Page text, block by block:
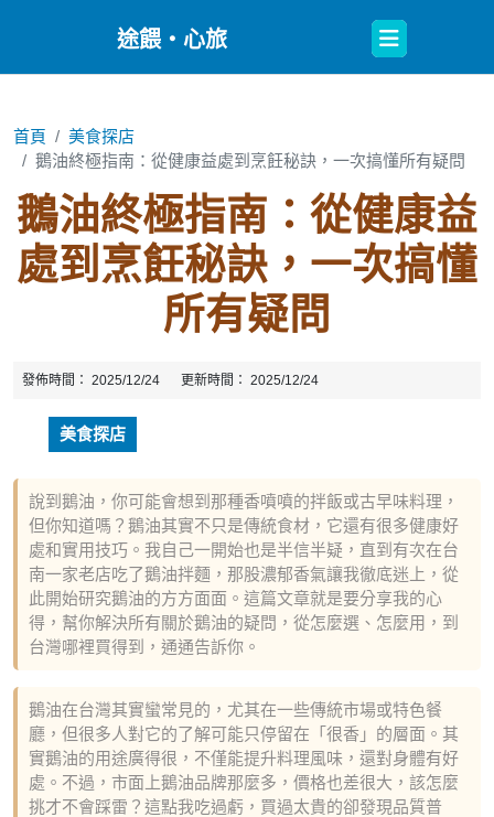
途餵・心旅
Open
Button
首頁
美食探店
鵝油終極指南：從健康益處到烹飪秘訣，一次搞懂所有疑問
鵝油終極指南：從健康益
處到烹飪秘訣，一次搞懂
所有疑問
發佈時間： 2025/12/24 更新時間： 2025/12/24
美食探店
說到鵝油，你可能會想到那種香噴噴的拌飯或古早味料理，
但你知道嗎？鵝油其實不只是傳統食材，它還有很多健康好
處和實用技巧。我自己一開始也是半信半疑，直到有次在台
南一家老店吃了鵝油拌麵，那股濃郁香氣讓我徹底迷上，從
此開始研究鵝油的方方面面。這篇文章就是要分享我的心
得，幫你解決所有關於鵝油的疑問，從怎麼選、怎麼用，到
台灣哪裡買得到，通通告訴你。
鵝油在台灣其實蠻常見的，尤其在一些傳統市場或特色餐
廳，但很多人對它的了解可能只停留在「很香」的層面。其
實鵝油的用途廣得很，不僅能提升料理風味，還對身體有好
處。不過，市面上鵝油品牌那麼多，價格也差很大，該怎麼
挑才不會踩雷？這點我吃過虧，買過太貴的卻發現品質普